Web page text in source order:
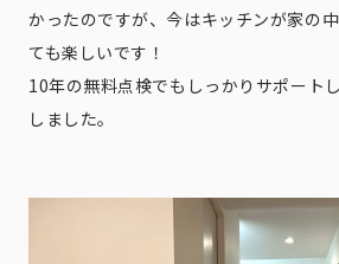
かったのですが、今はキッチンが家の
ても楽しいです！
10年の無料点検でもしっかりサポート
しました。